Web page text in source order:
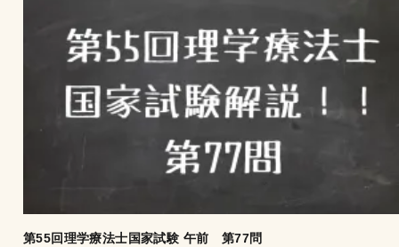
第55回理学療法士国家試験 午前 第77問